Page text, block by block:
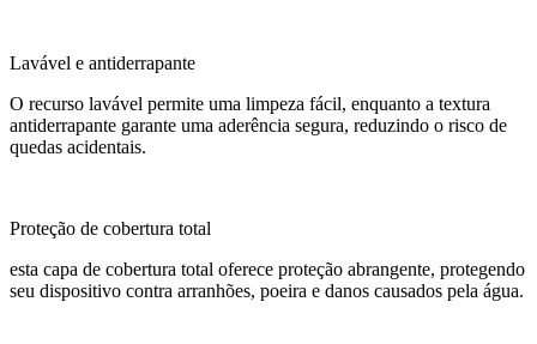
Lavável e antiderrapante
O recurso lavável permite uma limpeza fácil, enquanto a textura
antiderrapante garante uma aderência segura, reduzindo o risco de
quedas acidentais.
Proteção de cobertura total
esta capa de cobertura total oferece proteção abrangente, protegendo
seu dispositivo contra arranhões, poeira e danos causados ​​pela água.